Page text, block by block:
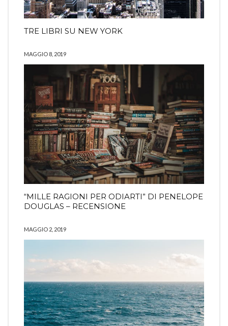
TRE LIBRI SU NEW YORK
MAGGIO 8, 2019
“MILLE RAGIONI PER ODIARTI” DI PENELOPE
DOUGLAS – RECENSIONE
MAGGIO 2, 2019